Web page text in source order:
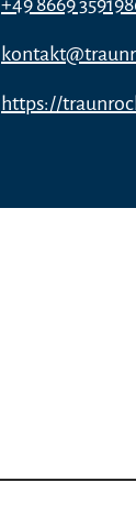
https://